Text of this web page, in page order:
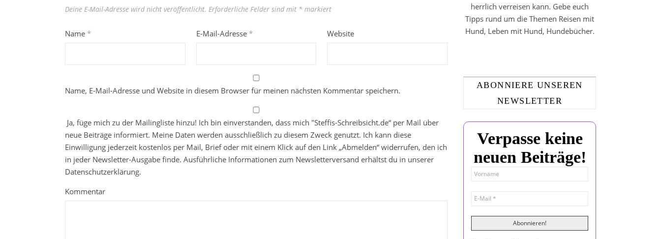
Deine E-Mail-Adresse wird nicht veröffentlicht. Erforderliche Felder sind mit * markiert
Name * E-Mail-Adresse * Website
Name, E-Mail-Adresse und Website in diesem Browser für meinen nächsten Kommentar speichern.
Ja, füge mich zu der Mailingliste hinzu! Ich bin einverstanden, dass mich "Steffis-Schreibsicht.de“ per Mail über
neue Beiträge informiert. Meine Daten werden ausschließlich zu diesem Zweck genutzt. Ich kann diese
Einwilligung jederzeit kostenlos per Mail, Brief oder mit einem Klick auf den Link „Abmelden“ widerrufen, den ich
in jeder Newsletter-Ausgabe finde. Ausführliche Informationen zum Newsletterversand erhältst du in unserer
Datenschutzerklärung.
Kommentar
herrlich verreisen kann. Gebe euch
Tipps rund um die Themen Reisen mit
Hund, Leben mit Hund, Hundebücher.
ABONNIERE UNSEREN
NEWSLETTER
Verpasse keine
neuen Beiträge!